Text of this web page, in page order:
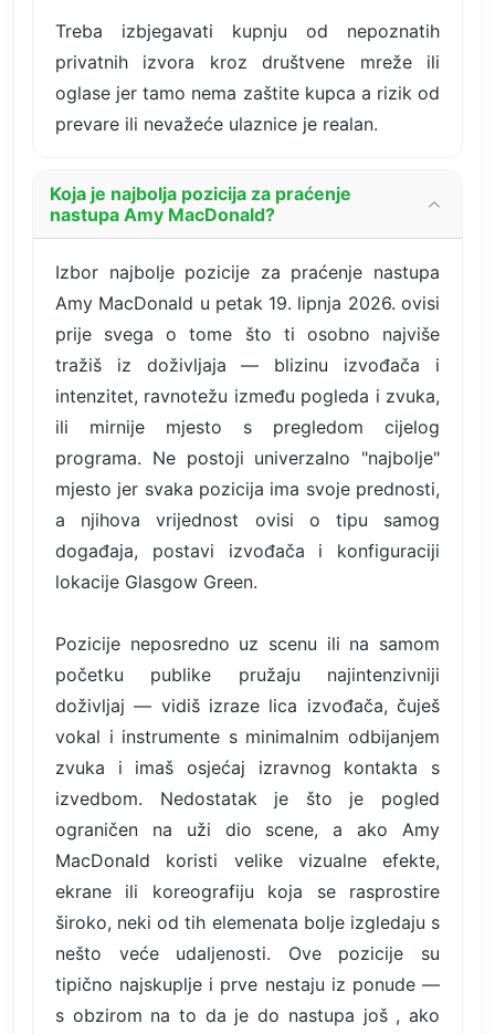
Treba izbjegavati kupnju od nepoznatih
privatnih izvora kroz društvene mreže ili
oglase jer tamo nema zaštite kupca a rizik od
prevare ili nevažeće ulaznice je realan.
Koja je najbolja pozicija za praćenje
nastupa Amy MacDonald?
Izbor najbolje pozicije za praćenje nastupa
Amy MacDonald u petak 19. lipnja 2026. ovisi
prije svega o tome što ti osobno najviše
tražiš iz doživljaja — blizinu izvođača i
intenzitet, ravnotežu između pogleda i zvuka,
ili mirnije mjesto s pregledom cijelog
programa. Ne postoji univerzalno "najbolje"
mjesto jer svaka pozicija ima svoje prednosti,
a njihova vrijednost ovisi o tipu samog
događaja, postavi izvođača i konfiguraciji
lokacije Glasgow Green.
Pozicije neposredno uz scenu ili na samom
početku publike pružaju najintenzivniji
doživljaj — vidiš izraze lica izvođača, čuješ
vokal i instrumente s minimalnim odbijanjem
zvuka i imaš osjećaj izravnog kontakta s
izvedbom. Nedostatak je što je pogled
ograničen na uži dio scene, a ako Amy
MacDonald koristi velike vizualne efekte,
ekrane ili koreografiju koja se rasprostire
široko, neki od tih elemenata bolje izgledaju s
nešto veće udaljenosti. Ove pozicije su
tipično najskuplje i prve nestaju iz ponude —
s obzirom na to da je do nastupa još , ako